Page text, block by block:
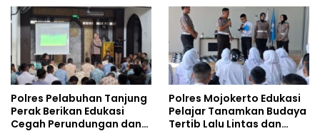
Kalangan Remaja
Doktoral Internasional
Polres Pelabuhan Tanjung
Perak Berikan Edukasi
Cegah Perundungan dan
Polres Mojokerto Edukasi
Pelajar Tanamkan Budaya
Tertib Lalu Lintas dan